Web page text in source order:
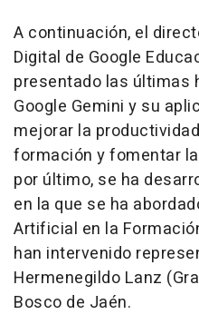
A continuación, el
Digital de Google
presentado las últimas
Google Gemini y su
mejorar la
formación y fomentar
por último, se ha
en la que se ha
Artificial en la
han intervenido
Hermenegildo Lanz
Bosco de Jaén.